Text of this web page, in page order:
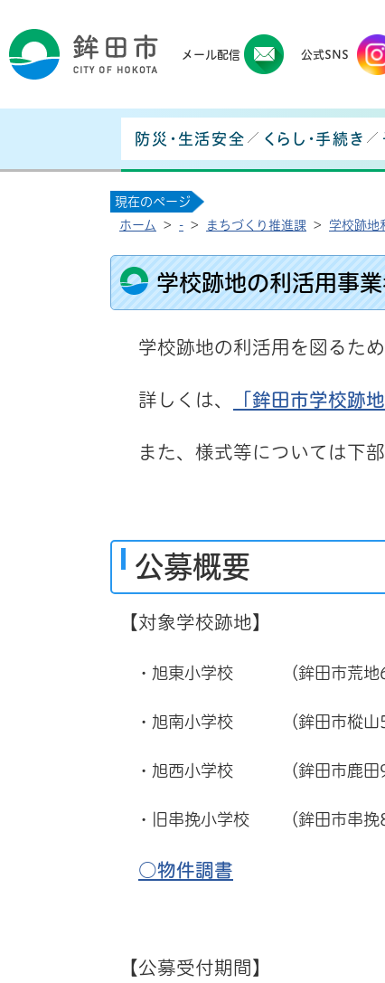
メール配信
鉾
公式SNS
防災・生活安全 くらし・手続き
現在のページ
ホーム
> - > まちづくり推進課 > 学校跡地
学校跡地の利活用事
学校跡地の利活用を図るため
詳しくは、 「鉾田市学校跡
また、様式等については下部
公募概要
【対象学校跡地】
・旭東小学校 （鉾田市荒地
・旭南小学校 （鉾田市樅山
・旭西小学校 （鉾田市鹿田
・旧串挽小学校 （鉾田市串挽
○物件調書
【公募受付期間】